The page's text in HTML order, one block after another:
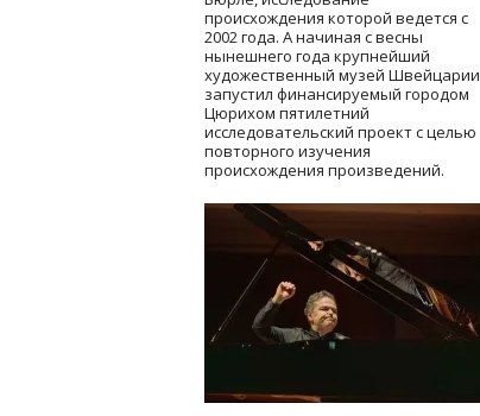
происхождения которой ведется с
2002 года. А начиная с весны
нынешнего года крупнейший
художественный музей Швейцарии
запустил финансируемый городом
Цюрихом пятилетний
исследовательский проект с целью
повторного изучения
происхождения произведений.